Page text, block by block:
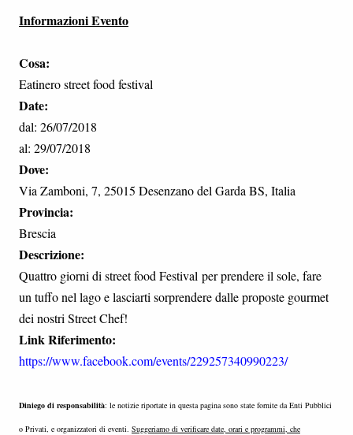
Informazioni Evento
Cosa:
Eatinero street food festival
Date:
dal: 26/07/2018
al: 29/07/2018
Dove:
Via Zamboni, 7, 25015 Desenzano del Garda BS, Italia
Provincia:
Brescia
Descrizione:
Quattro giorni di street food Festival per prendere il sole, fare
un tuffo nel lago e lasciarti sorprendere dalle proposte gourmet
dei nostri Street Chef!
Link Riferimento:
https://www.facebook.com/events/229257340990223/
Diniego di responsabilità: le notizie riportate in questa pagina sono state fornite da Enti Pubblici
o Privati, e organizzatori di eventi. Suggeriamo di verificare date, orari e programmi, che